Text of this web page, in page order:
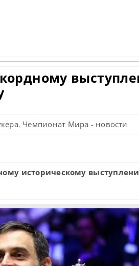
, Чемпионат Мира - новости
историческому